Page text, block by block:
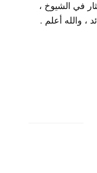
في الشيوخ ،
، والله أعلم .